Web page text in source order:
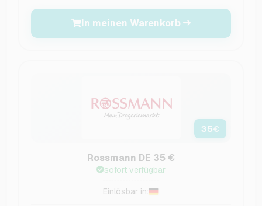
In meinen Warenkorb
35€
Rossmann DE 35 €
sofort verfügbar
Einlösbar in: